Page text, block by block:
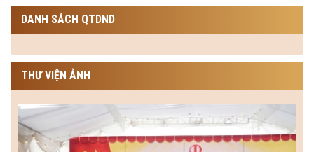
DANH SÁCH QTDND
THƯ VIỆN ẢNH